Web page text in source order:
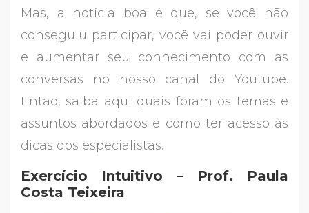
Mas, a notícia boa é que, se você não
conseguiu participar, você vai poder ouvir
e aumentar seu conhecimento com as
conversas no nosso canal do Youtube.
Então, saiba aqui quais foram os temas e
assuntos abordados e como ter acesso às
dicas dos especialistas.
Exercício Intuitivo – Prof. Paula
Costa Teixeira